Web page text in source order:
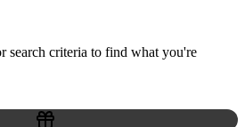
search criteria to find what you're